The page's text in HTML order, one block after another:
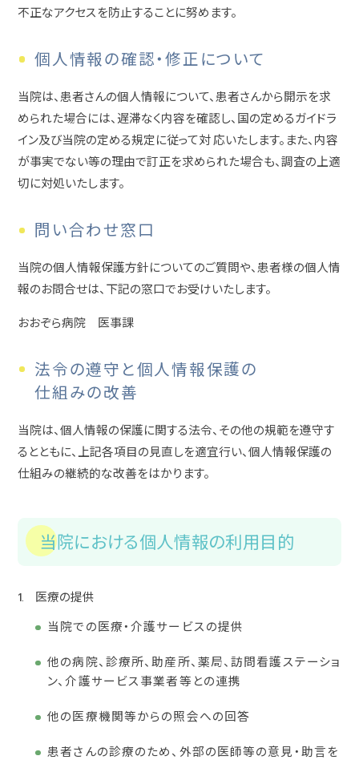
不正なアクセスを防止することに努めます。
個人情報の確認・修正について
当院は、患者さんの個人情報について、患者さんから開示を求
められた場合には、遅滞なく内容を確認し、国の定めるガイドラ
イン及び当院の定める規定に従って対 応いたします。また、内容
が事実でない等の理由で訂正を求められた場合も、調査の上適
切に対処いたします。
問い合わせ窓口
当院の個人情報保護方針についてのご質問や、患者様の個人情
報のお問合せは、下記の窓口でお受けいたします。
おおぞら病院 医事課
法令の遵守と個人情報保護の
仕組みの改善
当院は、個人情報の保護に関する法令、その他の規範を遵守す
るとともに、上記各項目の見直しを適宜行い、個人情報保護の
仕組みの継続的な改善をはかります。
当院における個人情報の利用目的
医療の提供
当院での医療・介護サービスの提供
他の病院、診療所、助産所、薬局、訪問看護ステーショ
ン、介護サービス事業者等との連携
他の医療機関等からの照会への回答
患者さんの診療のため、外部の医師等の意見・助言を